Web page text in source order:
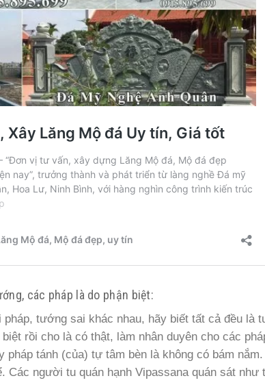
các pháp là do phận biệt:
pháp, tướng sai khác nhau, hãy biết tất cả đều là
rồi cho là có thật, làm nhân duyên cho các
pháp tánh (của) tự tâm bèn là không có bám
Các người tu quán hạnh Vipassana quán sát như